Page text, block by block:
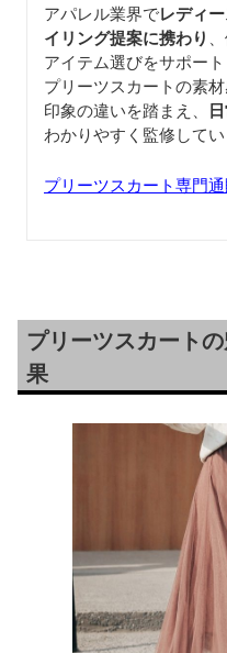
アパレル業界でレディ
イリング提案に携わり
アイテム選びをサポート
プリーツスカートの素
印象の違いを踏まえ、
わかりやすく監修してい
プリーツスカート専門
プリーツスカート
果